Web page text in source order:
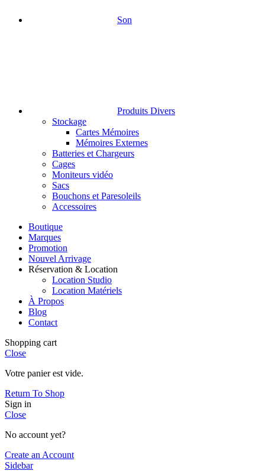
Son
Produits Divers
Stockage
Cartes Mémoires
Mémoires Externes
Batteries et Chargeurs
Cages
Moniteurs vidéo
Sacs
Bouchons et Paresoleils
Accessoires
Boutique
Marques
Promotion
Nouvel Arrivage
Réservation & Location
Location Studio
Location Matériels
À Propos
Blog
Contact
Shopping cart
Close
Votre panier est vide.
Return To Shop
Sign in
Close
No account yet?
Create an Account
Sidebar